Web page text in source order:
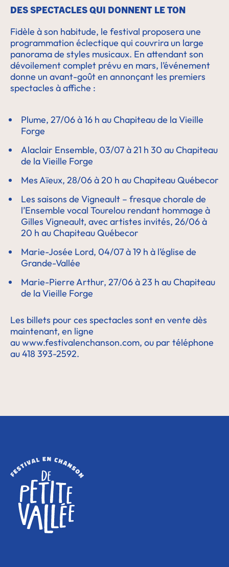
DES SPECTACLES QUI DONNENT LE TON
Fidèle à son habitude, le festival proposera une
programmation éclectique qui couvrira un large
panorama de styles musicaux. En attendant son
dévoilement complet prévu en mars, l’événement
donne un avant-goût en annonçant les premiers
spectacles à affiche :
Plume, 27/06 à 16 h au Chapiteau de la Vieille
Forge
Alaclair Ensemble, 03/07 à 21 h 30 au Chapiteau
de la Vieille Forge
Mes Aïeux, 28/06 à 20 h au Chapiteau Québecor
Les saisons de Vigneault – fresque chorale de
l’Ensemble vocal Tourelou rendant hommage à
Gilles Vigneault, avec artistes invités, 26/06 à
20 h au Chapiteau Québecor
Marie-Josée Lord, 04/07 à 19 h à l’église de
Grande-Vallée
Marie-Pierre Arthur, 27/06 à 23 h au Chapiteau
de la Vieille Forge
Les billets pour ces spectacles sont en vente dès
maintenant, en ligne
auwww.festivalenchanson.com, ou par téléphone
au 418 393-2592.